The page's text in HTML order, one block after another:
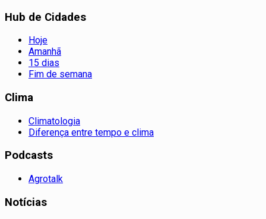
Hub de Cidades
Hoje
Amanhã
15 dias
Fim de semana
Clima
Climatologia
Diferença entre tempo e clima
Podcasts
Agrotalk
Notícias